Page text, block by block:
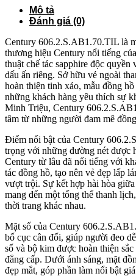
Mô tả
Đánh giá (0)
Century 606.2.S.AB1.70.TIL là
thương hiệu Century nổi tiếng
thuật chế tác sapphire độc quyền
dấu ấn riêng. Sở hữu vẻ ngoài
hoàn thiện tinh xảo, mẫu đồng
những khách hàng yêu thích sự
Minh Triệu, Century
tâm từ những người đam mê
Điểm nổi bật của Century
trọng với những đường nét được
Century từ lâu đã nổi tiếng với
tác đồng hồ, tạo nên vẻ đẹp lấp
vượt trội. Sự kết hợp hài hòa
mang đến một tổng thể thanh
thời trang khác nhau.
Mặt số của Century
bố cục cân đối, giúp người đeo
số và bộ kim được hoàn thiện
đẳng cấp. Dưới ánh sáng, mặt
đẹp mắt, góp phần làm nổi bật